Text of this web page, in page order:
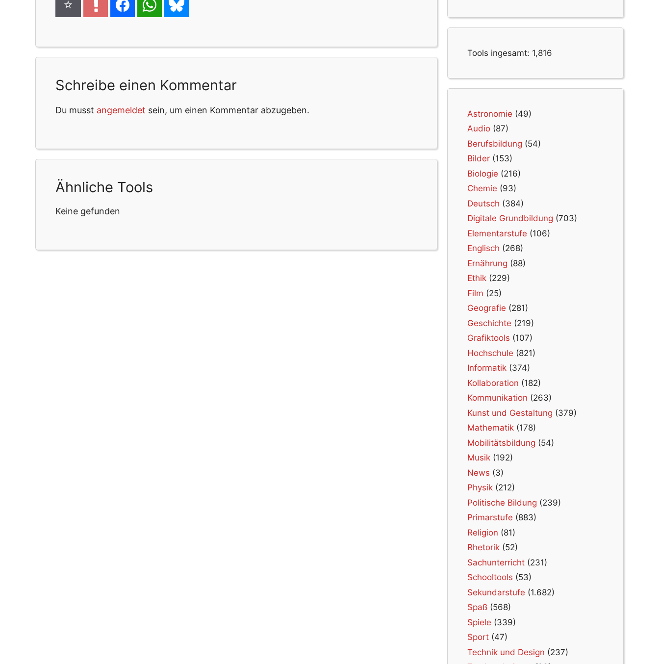
Schreibe einen Kommentar
Du musst angemeldet sein, um einen Kommentar abzugeben.
Ähnliche Tools
Keine gefunden
Tools ingesamt: 1,816
Astronomie (49)
Audio (87)
Berufsbildung (54)
Bilder (153)
Biologie (216)
Chemie (93)
Deutsch (384)
Digitale Grundbildung (703)
Elementarstufe (106)
Englisch (268)
Ernährung (88)
Ethik (229)
Film (25)
Geografie (281)
Geschichte (219)
Grafiktools (107)
Hochschule (821)
Informatik (374)
Kollaboration (182)
Kommunikation (263)
Kunst und Gestaltung (379)
Mathematik (178)
Mobilitätsbildung (54)
Musik (192)
News (3)
Physik (212)
Politische Bildung (239)
Primarstufe (883)
Religion (81)
Rhetorik (52)
Sachunterricht (231)
Schooltools (53)
Sekundarstufe (1.682)
Spaß (568)
Spiele (339)
Sport (47)
Technik und Design (237)